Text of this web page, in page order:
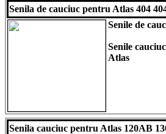
Senila de cauciuc pentru Atlas 404
Senile de
Senile cauciuc
Atlas
Senila cauciuc pentru Atlas 120AB